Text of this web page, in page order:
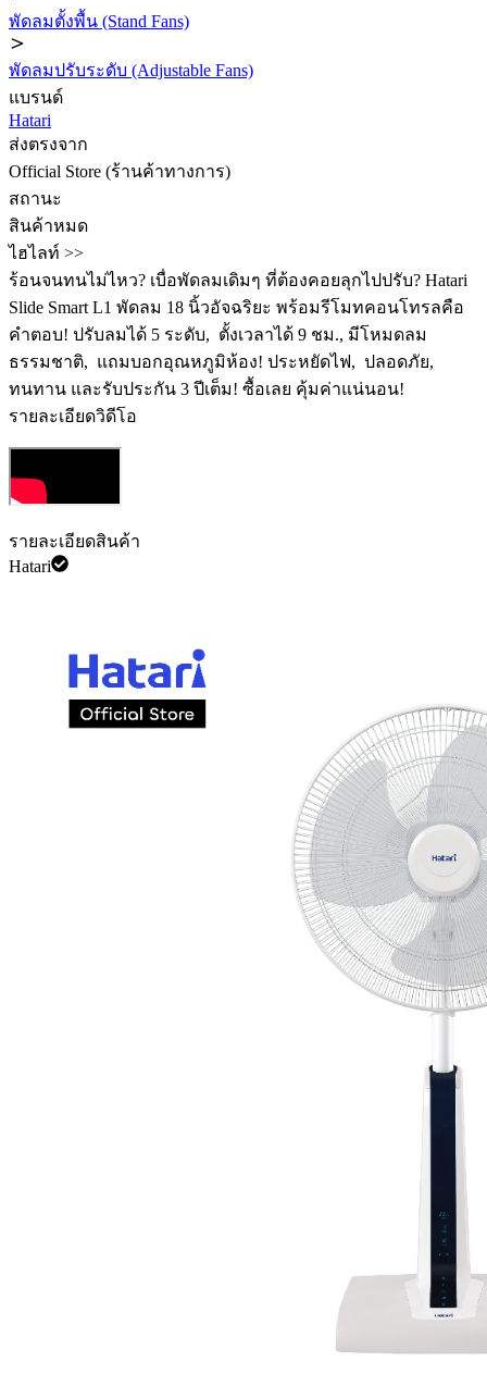
พัดลมตั้งพื้น (Stand Fans)
พัดลมปรับระดับ (Adjustable Fans)
แบรนด์
Hatari
ส่งตรงจาก
Official Store (ร้านค้าทางการ)
สถานะ
สินค้าหมด
ไฮไลท์ >>
ร้อนจนทนไม่ไหว? เบื่อพัดลมเดิมๆ ที่ต้องคอยลุกไปปรับ? Hatari
Slide Smart L1 พัดลม 18 นิ้วอัจฉริยะ พร้อมรีโมทคอนโทรลคือ
คำตอบ! ปรับลมได้ 5 ระดับ, ️ ตั้งเวลาได้ 9 ชม., มีโหมดลม
ธรรมชาติ, ️ แถมบอกอุณหภูมิห้อง! ประหยัดไฟ, ️ ปลอดภัย,
ทนทาน และรับประกัน 3 ปีเต็ม! ซื้อเลย คุ้มค่าแน่นอน!
รายละเอียดวิดีโอ
รายละเอียดสินค้า
Hatari